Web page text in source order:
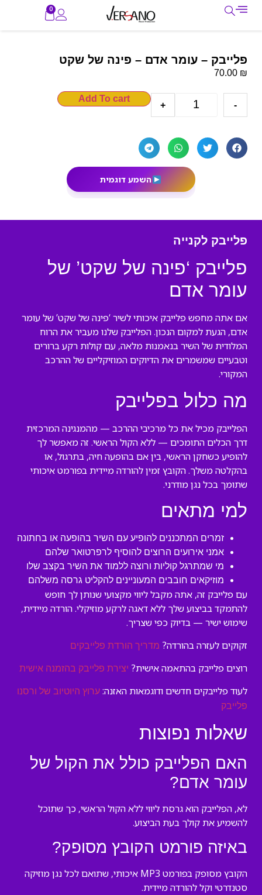
0
פלייבק – עומר אדם – פינה של שקט
70.00 ₪
-
+
Add To cart
השמע דוגמית
פלייבק לקנייה
פלייבק ‘פינה של שקט’ של
עומר אדם
אם אתה מחפש פלייבק איכותי לשיר ‘פינה של שקט’ של עומר
אדם, הגעת למקום הנכון. הפלייבק שלנו מעביר את הרוח
המלודית של השיר בנאמנות מלאה, עם קולות רקע ברורים
וטבעיים שמשמרים את הדיוקים המוזיקליים של ההרכב
המקורי.
מה כלול בפלייבק
הפלייבק מכיל את כל מרכיבי ההרכב — מהמנגינה המרכזית
דרך הכלים התומכים — ללא הקול הראשי. זה מאפשר לך
להופיע כשחקן הראשי, בין אם בהופעה חיה, בתרגול, או
בהקלטה משלך. הקובץ זמין להורדה מיידית בפורמט איכותי
שתומך בכל נגן מודרני.
למי מתאים
זמרים המתכננים להופיע עם השיר בהופעה או בחתונה
אמני אירועים הרוצים להוסיף לרפרטואר שלהם
מי שמתרגל קוליות ורוצה ללמוד את השיר בקצב שלו
מוזיקאים חובבים המעוניינים להקליט גרסה משלהם
עם פלייבק זה, אתה מקבל ליווי מקצועי שנותן לך חופש
להתמקד בביצוע שלך ללא דאגה לרקע מוזיקלי. הורדה מיידית,
שימוש ישיר — בדיוק כפי שצריך.
זקוקים לעזרה בהורדה? מדריך הורדת פלייבקים
רוצים פלייבק בהתאמה אישית? יצירת פלייבק בהזמנה אישית
לעוד פלייבקים חדשים ודוגמאות האזנה: ערוץ היוטיוב של ורסנו
פלייבק
שאלות נפוצות
האם הפלייבק כולל את הקול של
עומר אדם?
לא, הפלייבק הוא גרסת ליווי ללא הקול הראשי, כך שתוכל
להשמיע את קולך בעת הביצוע.
באיזה פורמט הקובץ מסופק?
הקובץ מסופק בפורמט MP3 איכותי, שתואם לכל נגן מוזיקה
סטנדרטי וקל להורדה מיידית.